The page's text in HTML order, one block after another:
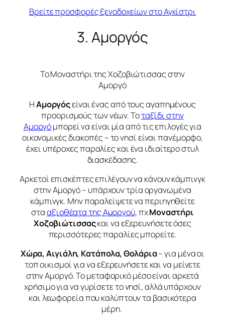
Βρείτε προσφορές ξενοδοχείων στο Αγκίστρι
3. Αμοργός
Το Μοναστήρι της Χοζοβιώτισσας στην
Αμοργό
ΗΑμοργόςείναι ένας από τους αγαπημένους
προορισμούς των νέων. Τοταξίδι στην
Αμοργόμπορεί να είναι μία από τις επιλογές για
οικονομικές διακοπές – το νησί είναι πανέμορφο,
έχει υπέροχες παραλίες και ένα ιδιαίτερο στυλ
διασκέδασης.
Αρκετοί επισκέπτες επιλέγουν να κάνουν κάμπινγκ
στην Αμοργό – υπάρχουν τρία οργανωμένα
κάμπινγκ. Μην παραλείψετε να περιηγηθείτε
στααξιοθέατα της Αμοργού, πχΜοναστήρι
Χοζοβιώτισσαςκαι να εξερευνήσετε όσες
περισσότερες παραλίες μπορείτε.
Χώρα, Αιγιάλη, Κατάπολα, Θολάρια– για μένα οι
τοπ οικισμοί για να εξερευνήσετε και να μείνετε
στην Αμοργό. Το μεταφορικό μέσο είναι αρκετά
χρήσιμο για να γυρίσετε το νησί, αλλά υπάρχουν
και λεωφορεία που καλύπτουν τα βασικότερα
μέρη.